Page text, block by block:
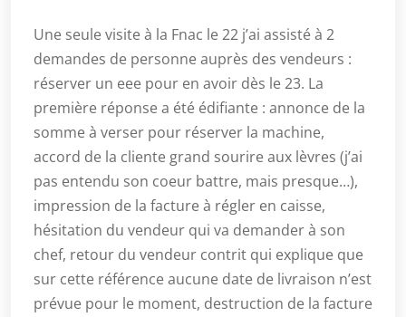
Une seule visite à la Fnac le 22 j’ai assisté à 2
demandes de personne auprès des vendeurs :
réserver un eee pour en avoir dès le 23. La
première réponse a été édifiante : annonce de la
somme à verser pour réserver la machine,
accord de la cliente grand sourire aux lèvres (j’ai
pas entendu son coeur battre, mais presque…),
impression de la facture à régler en caisse,
hésitation du vendeur qui va demander à son
chef, retour du vendeur contrit qui explique que
sur cette référence aucune date de livraison n’est
prévue pour le moment, destruction de la facture